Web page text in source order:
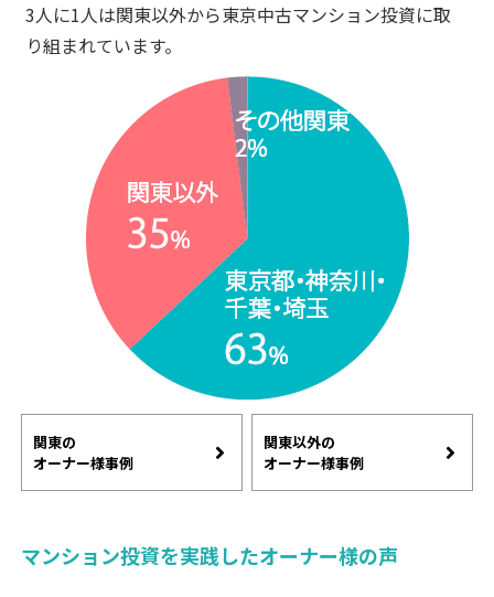
3人に1人は関東以外から東京中古マンション投資に取
り組まれています。
関東の
オーナー様事例
関東以外の
オーナー様事例
マンション投資を実践したオーナー様の声